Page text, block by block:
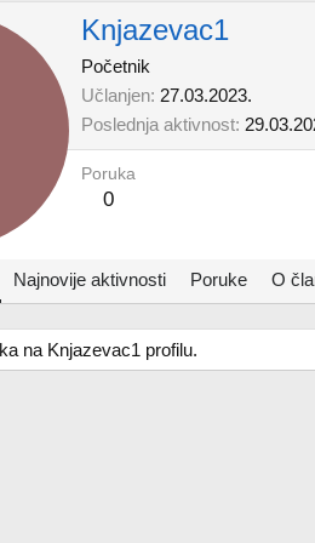
Knjazevac1
Početnik
Učlanjen 27.03.2023.
Poslednja aktivnost
Poruka
0
Najnovije aktivnosti Poruke O
na Knjazevac1 profilu.